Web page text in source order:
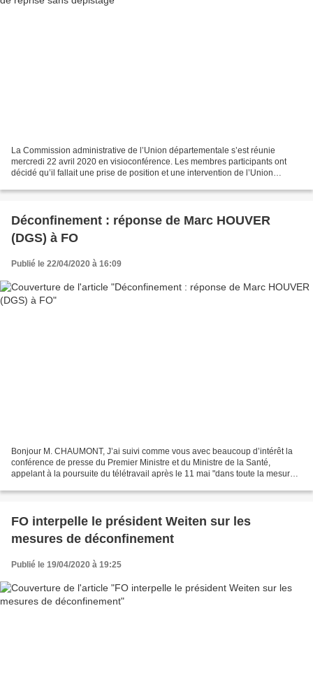
La Commission administrative de l’Union départementale s’est réunie
mercredi 22 avril 2020 en visioconférence. Les membres participants ont
décidé qu’il fallait une prise de position et une intervention de l’Union
Déconfinement : réponse de Marc HOUVER
(DGS) à FO
Publié le 22/04/2020 à 16:09
Bonjour M. CHAUMONT, J’ai suivi comme vous avec beaucoup d’intérêt la
conférence de presse du Premier Ministre et du Ministre de la Santé,
appelant à la poursuite du télétravail après le 11 mai "dans toute la mesure
FO interpelle le président Weiten sur les
mesures de déconfinement
Publié le 19/04/2020 à 19:25